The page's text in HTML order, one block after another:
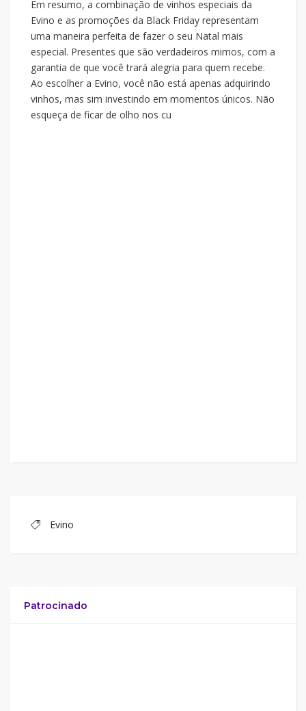
Em resumo, a combinação de vinhos especiais da
Evino e as promoções da Black Friday representam
uma maneira perfeita de fazer o seu Natal mais
especial. Presentes que são verdadeiros mimos, com a
garantia de que você trará alegria para quem recebe.
Ao escolher a Evino, você não está apenas adquirindo
vinhos, mas sim investindo em momentos únicos. Não
esqueça de ficar de olho nos cu
Evino
Patrocinado